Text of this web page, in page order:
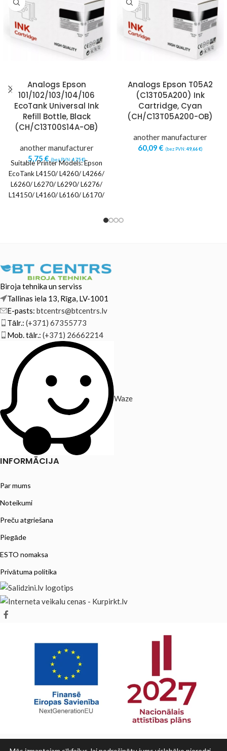
Analogs Epson
101/102/103/104/106
EcoTank Universal Ink
Refill Bottle, Black
(CH/C13T00S14A-OB)
another manufacturer
5,75€ (bez PVN:4,75€)
Suitable Printer Models: Epson
EcoTank L4150/ L4260/ L4266/
L6260/ L6270/ L6290/ L6276/
L14150/ L4160/ L6160/ L6170/
Analogs Epson T05A2
(C13T05A200) Ink
Cartridge, Cyan
(CH/C13T05A200-OB)
another manufacturer
60,09 € (bez PVN:49,66€)
Biroja tehnika un serviss
Tallinas iela 13, Rīga, LV-1001
E-pasts: btcentrs@btcentrs.lv
Tālr.: (+371) 67355773
Mob. tālr.: (+371) 26662214
Waze
INFORMĀCIJA
Par mums
Noteikumi
Preču atgriešana
Piegāde
ESTO nomaksa
Privātuma politika